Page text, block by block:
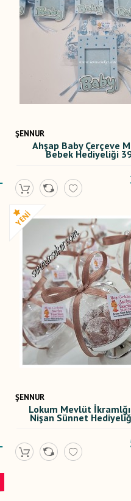
ŞENNUR
Ahşap Baby Çerçeve
Bebek Hediyeliği
ŞENNUR
Lokum Mevlüt
Nişan Sünnet